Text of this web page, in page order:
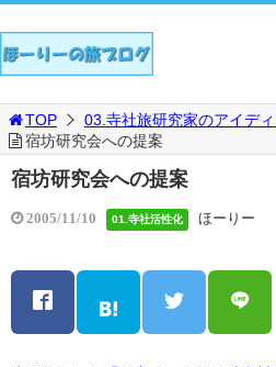
TOP 03.寺社旅研究家のアイデ
宿坊研究会への提案
宿坊研究会への提案
2005/11/10 01.寺社活性化 ほーりー